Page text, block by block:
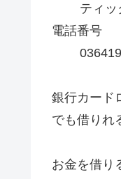
ティッ
電話番号
銀行カード
でも借りれ
お金を借り